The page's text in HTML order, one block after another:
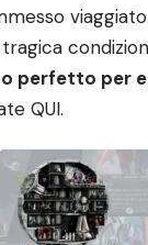
perfetto per
QUI.